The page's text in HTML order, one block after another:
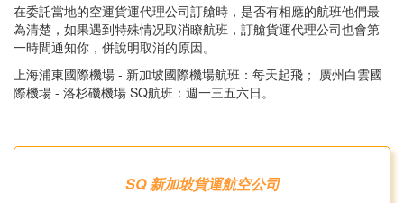
在委託當地的空運貨運代理公司訂艙時，是否有相應的航班他們最
為清楚，如果遇到特殊情况取消瞭航班，訂艙貨運代理公司也會第
一時間通知你，併說明取消的原因。
上海浦東國際機場 - 新加坡國際機場航班：每天起飛； 廣州白雲國
際機場 - 洛杉磯機場 SQ航班：週一三五六日。
SQ 新加坡貨運航空公司